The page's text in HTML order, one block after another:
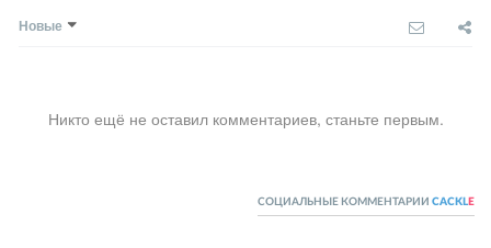
Новые
Никто ещё не оставил комментариев, станьте первым.
СОЦИАЛЬНЫЕ КОММЕНТАРИИ CACKL E